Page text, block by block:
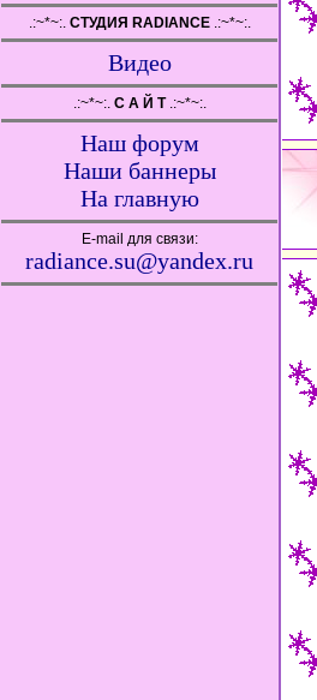
.:~*~:. СТУДИЯ RADIANCE.:~*~:.
Видео
.:~*~:. С А Й Т.:~*~:.
Наш форум
Наши баннеры
На главную
E-mail для связи:
radiance.su@yandex.ru